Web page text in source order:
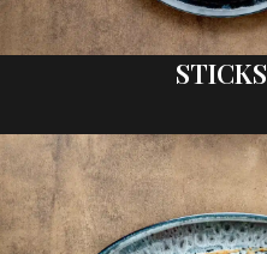
STICKS